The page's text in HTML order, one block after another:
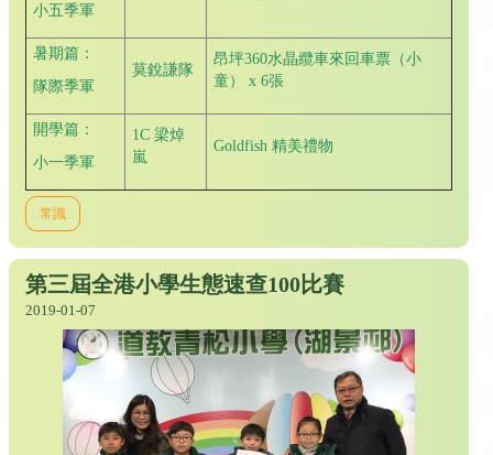
小五季軍
暑期篇：
隊際季軍
莫銳謙隊
昂坪360水晶纜車來回車票（小
童） x 6張
開學篇：
小一季軍
1C 梁焯
嵐
Goldfish 精美禮物
常識
第三屆全港小學生態速查100比賽
2019-01-07